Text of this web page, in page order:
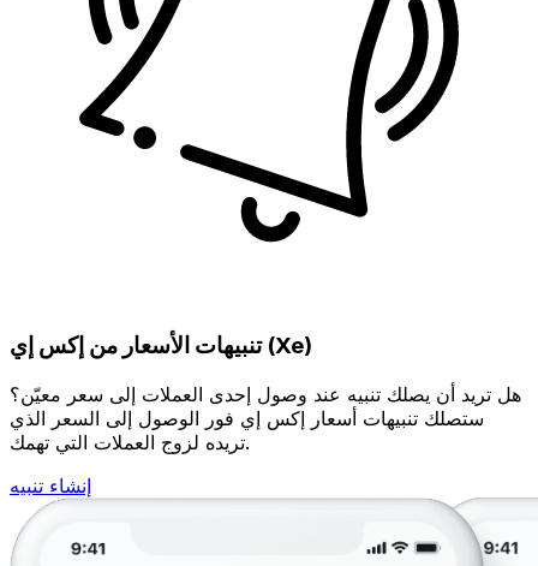
تنبيهات الأسعار من إكس إي (Xe)
هل تريد أن يصلك تنبيه عند وصول إحدى العملات إلى سعر معيّن؟
ستصلك تنبيهات أسعار إكس إي فور الوصول إلى السعر الذي
تريده لزوج العملات التي تهمك.
إنشاء تنبيه